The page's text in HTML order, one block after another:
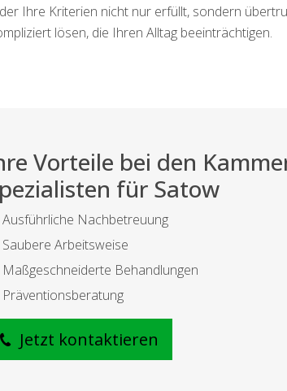
Ihre Kriterien nicht nur erfüllt, sondern
lösen, die Ihren Alltag beeinträchtigen.
Vorteile bei den
für Satow
Ausführliche Nachbetreuung
Saubere Arbeitsweise
Maßgeschneiderte Behandlungen
Präventionsberatung
Jetzt kontaktieren